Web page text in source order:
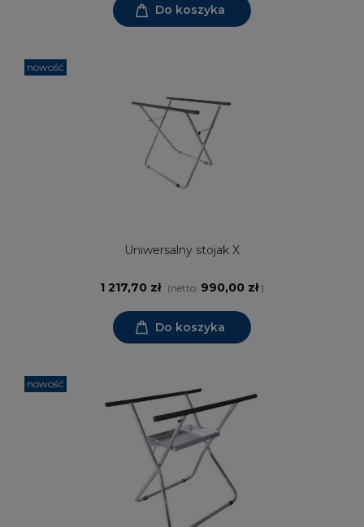
Do koszyka
Uniwersalny stojak X
1 217,70 zł (netto: 990,00 zł)
Do koszyka
nowość
nowość